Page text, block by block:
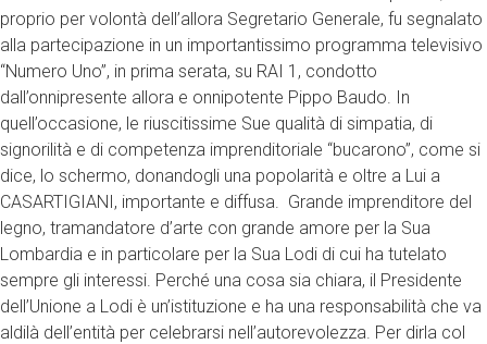
proprio per volontà dell’allora Segretario Generale, fu segnalato
alla partecipazione in un importantissimo programma televisivo
“Numero Uno”, in prima serata, su RAI 1, condotto
dall’onnipresente allora e onnipotente Pippo Baudo. In
quell’occasione, le riuscitissime Sue qualità di simpatia, di
signorilità e di competenza imprenditoriale “bucarono”, come si
dice, lo schermo, donandogli una popolarità e oltre a Lui a
CASARTIGIANI, importante e diffusa. Grande imprenditore del
legno, tramandatore d’arte con grande amore per la Sua
Lombardia e in particolare per la Sua Lodi di cui ha tutelato
sempre gli interessi. Perché una cosa sia chiara, il Presidente
dell’Unione a Lodi è un’istituzione e ha una responsabilità che va
aldilà dell’entità per celebrarsi nell’autorevolezza. Per dirla col